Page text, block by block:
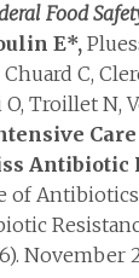
Food
E*,
C,
Troillet N,
Antibiotic
of
November